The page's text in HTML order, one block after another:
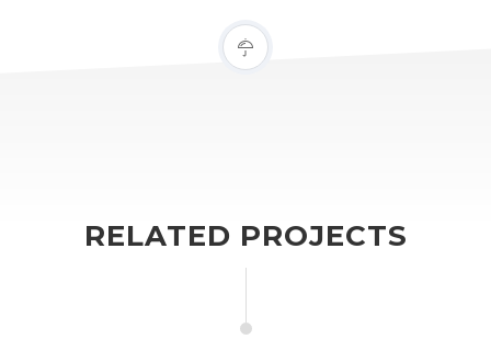
RELATED PROJECTS